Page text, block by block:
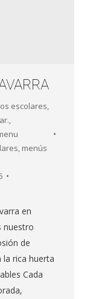
escolares
menús
en
nuestro
de
rica huerta
Cada